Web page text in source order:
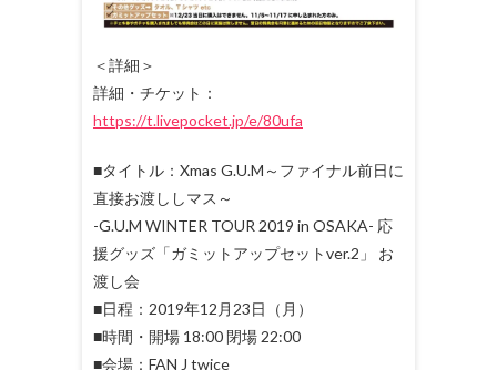
＜詳細＞
詳細・チケット：
https://t.livepocket.jp/e/80ufa
■タイトル：Xmas G.U.M～ファイナル前日に
直接お渡ししマス～
-G.U.M WINTER TOUR 2019 in OSAKA- 応
援グッズ「ガミットアップセットver.2」 お
渡し会
■日程：2019年12月23日（月）
■時間・開場 18:00 閉場 22:00
■会場：FAN J twice